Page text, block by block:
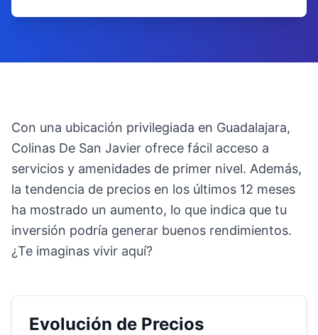
Con una ubicación privilegiada en Guadalajara,
Colinas De San Javier ofrece fácil acceso a
servicios y amenidades de primer nivel. Además,
la tendencia de precios en los últimos 12 meses
ha mostrado un aumento, lo que indica que tu
inversión podría generar buenos rendimientos.
¿Te imaginas vivir aquí?
Evolución de Precios